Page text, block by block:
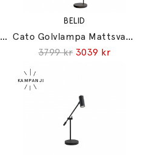
Cato Golvlampa Nougat/Mässing Med Dimmer
BELID
Cato Golvlampa Mattsvart/Mässing Med Dimmer
3799 kr 3039 kr